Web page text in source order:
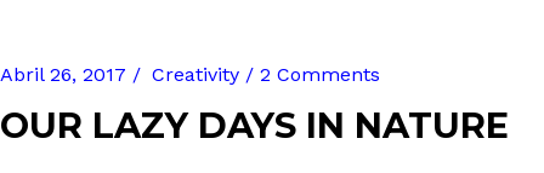
Abril 26, 2017 Creativity 2 Comments
OUR LAZY DAYS IN NATURE